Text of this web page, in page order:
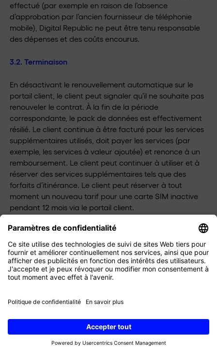
effectué (par exemple en raison de l’absence
d’approbation par l’ancien fournisseur de téléphonie
mobile), Digital Republic ne peut être tenu responsable
des dépenses et des coûts encourus.
3.2. Terminaison
En désactivant le renouvellement automatique sur le
portail client, le client peut signaler qu’il ne souhaite pas
renouveler le contrat. À la fin de la période
correspondante, le pack de données est effectivement
résilié. Le client continue à être facturé pour les services
supplémentaires utilisés, doit payer les services (par
exemple, les services à valeur ajoutée) et renonce à un
remboursement. Le client peut continuer à utiliser et à
réserver des services supplémentaires tels que des
forfaits d’itinérance. Le client peut réserver à tout
moment un nouveau tarif pour une carte SIM inactive
pendant 12 mois via le portail client.
Le client peut également résilier le contrat par e-mail à
l’adressesupport@digitalrepublic.ch. En cas de
résiliation liée à un transfert de numéro, une résiliation
écrite est acceptée, à condition qu’elle soit soumise de
manière complète et correcte par le nouvel opérateur
processus de transfert. Le client peut suspendre sa
connexion avec les options activées en respectant la
durée résiduelle du tarif actif dans le portail client, ce
qui équivaut à une résiliation.